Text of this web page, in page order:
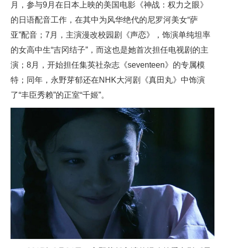
月，参与9月在日本上映的美国电影《神战：权力之眼》
的日语配音工作，在其中为风华绝代的尼罗河美女“萨
亚”配音；7月，主演漫改校园剧《声恋》，饰演单纯坦率
的女高中生“吉冈结子”，而这也是她首次担任电视剧的主
演；8月，开始担任集英社杂志《seventeen》的专属模
特；同年，永野芽郁还在NHK大河剧《真田丸》中饰演
了“丰臣秀赖”的正室“千姬”。